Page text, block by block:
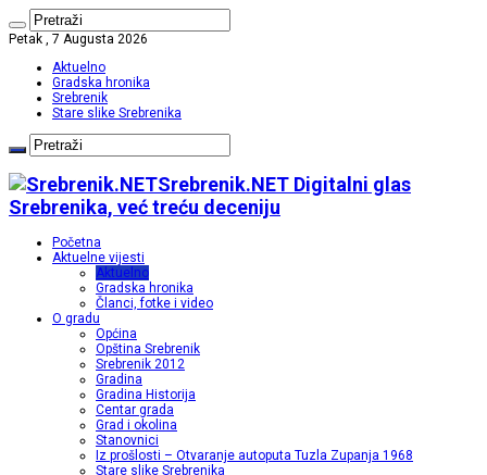
Petak , 7 Augusta 2026
Aktuelno
Gradska hronika
Srebrenik
Stare slike Srebrenika
Srebrenik.NET Digitalni glas
Srebrenika, već treću deceniju
Početna
Aktuelne vijesti
Aktuelno
Gradska hronika
Članci, fotke i video
O gradu
Općina
Opština Srebrenik
Srebrenik 2012
Gradina
Gradina Historija
Centar grada
Grad i okolina
Stanovnici
Iz prošlosti – Otvaranje autoputa Tuzla Zupanja 1968
Stare slike Srebrenika